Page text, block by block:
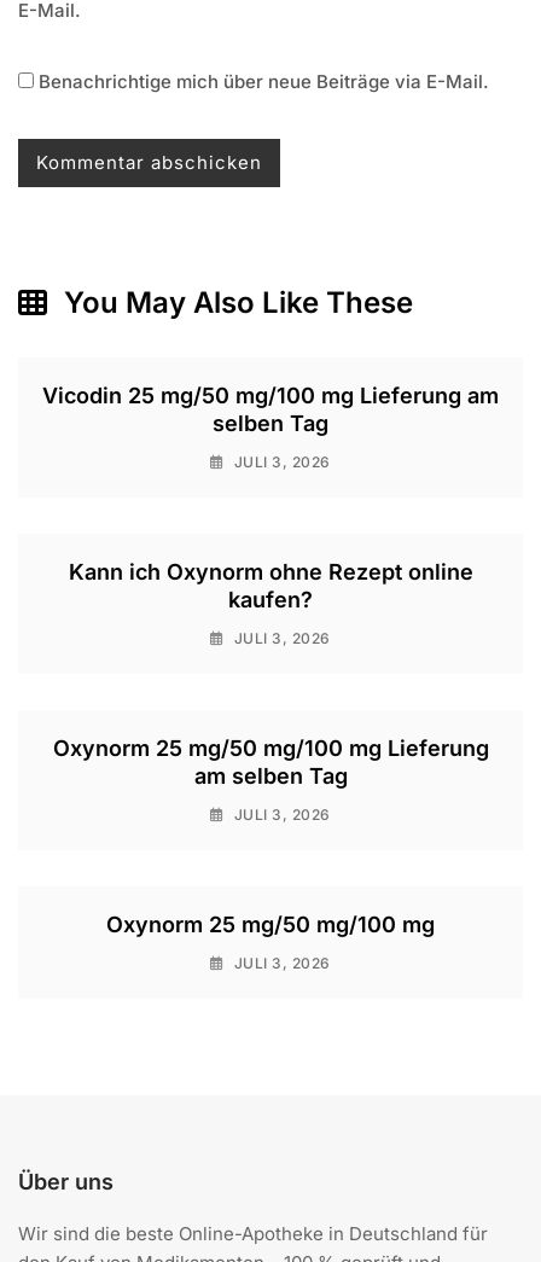
E-Mail.
Benachrichtige mich über neue Beiträge via E-Mail.
You May Also Like These
Vicodin 25 mg/50 mg/100 mg Lieferung am
selben Tag
JULI 3, 2026
Kann ich Oxynorm ohne Rezept online
kaufen?
JULI 3, 2026
Oxynorm 25 mg/50 mg/100 mg Lieferung
am selben Tag
JULI 3, 2026
Oxynorm 25 mg/50 mg/100 mg
JULI 3, 2026
Über uns
Wir sind die beste Online-Apotheke in Deutschland für